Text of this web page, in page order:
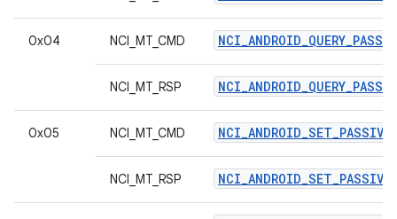
0x04 NCI_MT_CMD
NCI_MT_RSP
0x05 NCI_MT_CMD
NCI_MT_RSP